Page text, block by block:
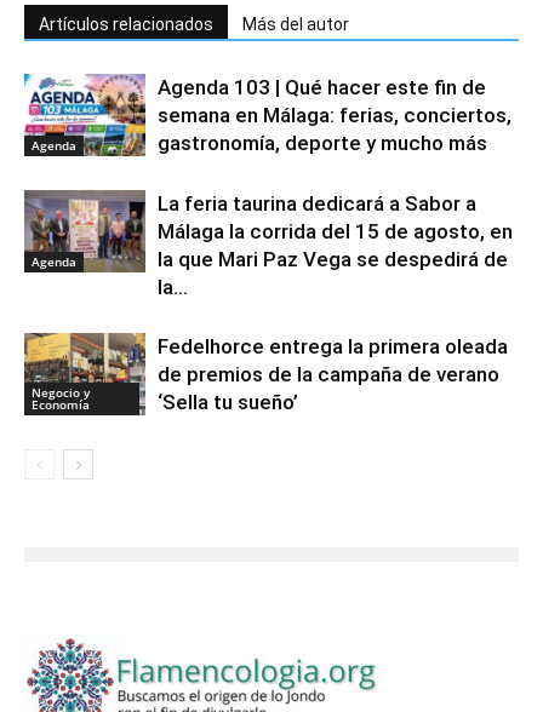
Artículos relacionados Más del autor
Agenda
Agenda 103 | Qué hacer este fin de
semana en Málaga: ferias, conciertos,
gastronomía, deporte y mucho más
Agenda
La feria taurina dedicará a Sabor a
Málaga la corrida del 15 de agosto, en
la que Mari Paz Vega se despedirá de
la...
Negocio y
Economía
Fedelhorce entrega la primera oleada
de premios de la campaña de verano
‘Sella tu sueño’